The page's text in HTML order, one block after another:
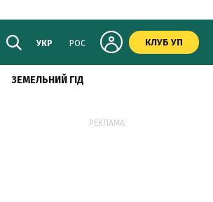
УКР РОС КЛУБ УП
ЗЕМЕЛЬНИЙ ГІД
РЕКЛАМА: